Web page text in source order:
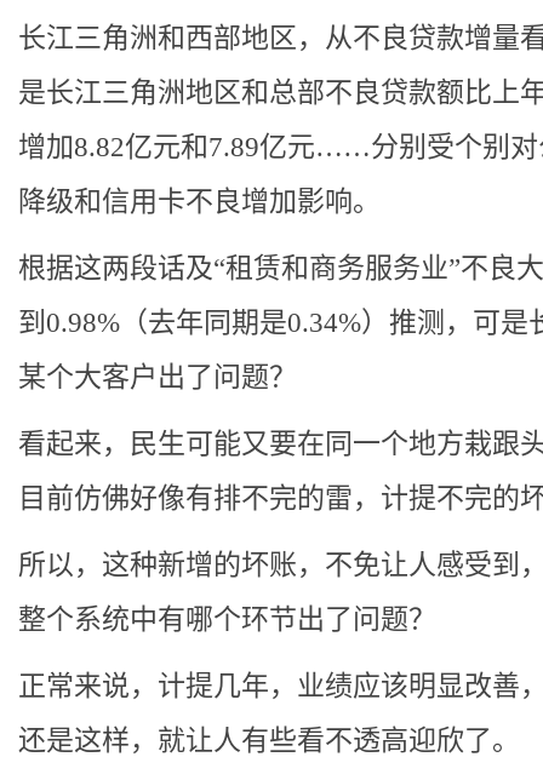
长江三角洲和西部地区，从不良贷款增量
是长江三角洲地区和总部不良贷款额比上
增加8.82亿元和7.89亿元……分别受个别对
降级和信用卡不良增加影响。
根据这两段话及“租赁和商务服务业”不良
到0.98%（去年同期是0.34%）推测，可是
某个大客户出了问题？
看起来，民生可能又要在同一个地方栽跟
目前仿佛好像有排不完的雷，计提不完的
所以，这种新增的坏账，不免让人感受到
整个系统中有哪个环节出了问题？
正常来说，计提几年，业绩应该明显改善
还是这样，就让人有些看不透高迎欣了。